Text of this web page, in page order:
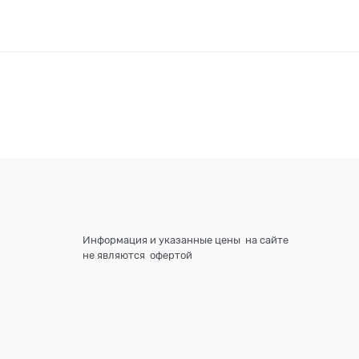
Информация и указанные цены на сайте
не являются офертой